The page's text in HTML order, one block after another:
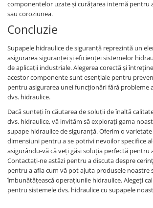
Placute de frana
Pompa de frana - cilindru de frana
Frana utilaje
Kit reparatii
Cabluri frana
Rezervor lichid de frana
Lichid de frana
Piese fara categorie
Sepci
Garnituri utilaje
Siguranta
Abtibilduri - Etichete
Girofar
Piese Same
Piese Renault
Piese Hurlimann
Piese Zetor
Piese Weidemann
Piese Ausa
Piese Still
Piese Timberjack
Piese Valmet Valtra
Piese Vogele
Piese Yuchai
Piese Zeppelin
componentelor uzate și curățarea internă pentru
sau coroziunea.
Concluzie
Supapele hidraulice de siguranță reprezintă un
asigurarea siguranței și eficienței sistemelor
de aplicații industriale. Alegerea corectă și
acestor componente sunt esențiale pentru
pentru asigurarea unei funcționări fără probleme
dvs. hidraulice.
Dacă sunteți în căutarea de soluții de înaltă
dvs. hidraulice, vă invităm să explorați gama
supape hidraulice de siguranță. Oferim o
dimensiuni pentru a se potrivi nevoilor specifice
asigurându-vă că veți găsi soluția perfectă pentru
Contactați-ne astăzi pentru a discuta despre
pentru a afla cum vă pot ajuta produsele noastre
îmbunătățească operațiunile hidraulice. Alegeți
pentru sistemele dvs. hidraulice cu supapele